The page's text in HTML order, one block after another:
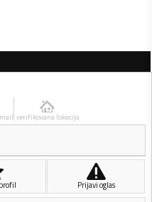
verifikovana lokacija
Prijavi oglas